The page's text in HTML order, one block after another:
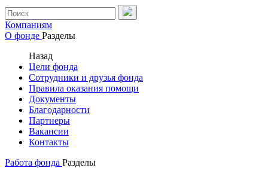
Компаниям
О фонде Разделы
Назад
Цели фонда
Сотрудники и друзья фонда
Правила оказания помощи
Документы
Благодарности
Партнеры
Вакансии
Контакты
Работа фонда Разделы